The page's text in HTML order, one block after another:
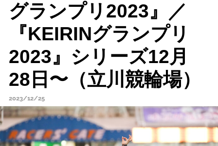
グランプリ2023』／
『KEIRINグランプリ
2023』シリーズ12月
28日〜（立川競輪場）
2023/12/25